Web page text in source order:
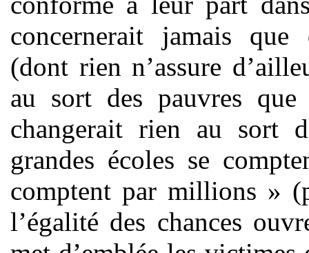
concernerait jamais que
(dont rien n’assure
au sort des pauvres
changerait rien au sort
grandes écoles se
comptent par millions »
l’égalité des chances